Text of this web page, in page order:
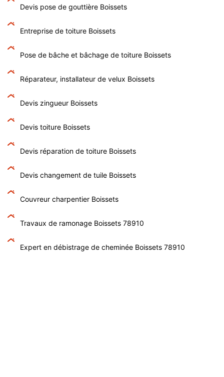
Devis pose de gouttière Boissets
Entreprise de toiture Boissets
Pose de bâche et bâchage de toiture Boissets
Réparateur, installateur de velux Boissets
Devis zingueur Boissets
Devis toiture Boissets
Devis réparation de toiture Boissets
Devis changement de tuile Boissets
Couvreur charpentier Boissets
Travaux de ramonage Boissets 78910
Expert en débistrage de cheminée Boissets 78910